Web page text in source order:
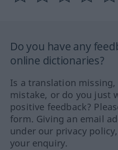
Do you have any
online dictionaries?
Is a translation
mistake, or do you just
positive feedback?
form. Giving an email
under our privacy
your enquiry.